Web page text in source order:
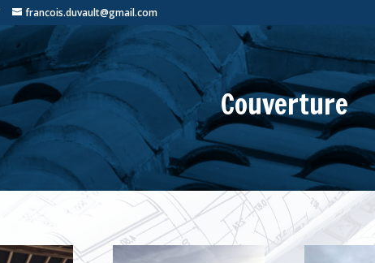
francois.duvault@gmail.com
Couverture